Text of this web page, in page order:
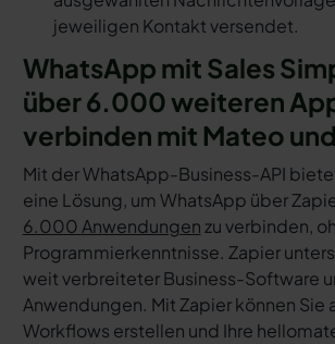
jeweiligen Kontakt versendet.
WhatsApp mit Sales
über 6.000 weiteren
verbinden mit Mateo
Mit der WhatsApp-Business-API
eine Lösung, um WhatsApp über
6.000 Anwendungenzu verbinden,
Programmierkenntnisse. Zapier
weit verbreiteter Business-Software
Anwendungen. Mit Zapier können Sie
Workflows erstellen und Ihre